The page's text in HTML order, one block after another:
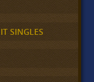
SINGLES